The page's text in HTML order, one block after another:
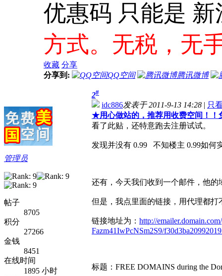
优惠码 只能是 新
方式。无税，无
收藏 分享
分享到:
QQ空间 腾讯微博
管理员
帖子
8705
积分
27266
金钱
8451
在线时间
1895 小时
2#
idc886发表于 2011-9-13 14:28 | 只
★用心做站的，推荐用收费空间！
看了此贴，还特意跑去注册试试。
发现并没有 0.99 不知楼主 0.99如何
还有，今天我们收到一个邮件，他的
但是，我点里面的链接，用代理都打
链接地址为： http://
Fazm41IwPcNSm2S9/
标题：FREE DOMAINS during the